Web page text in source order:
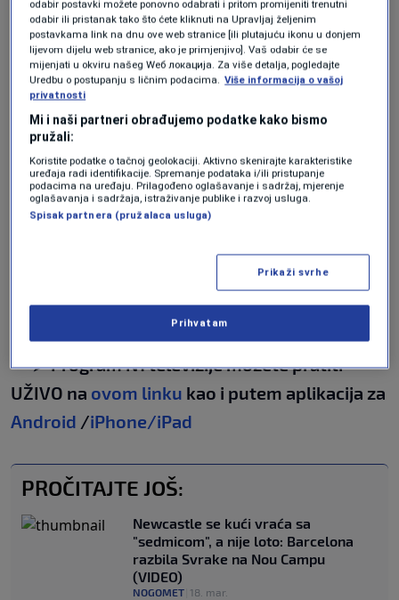
Koliko će značiti ova pobjeda za nastavak
sezone?
"Imamo ogromnu borbu u odbrani titule i
polufinale Kupa. Idemo na oba trofeja.
Ovakve utakmice će dati još veće
samopouzdanje zao ove momke"
Može li zrinjski odbraniti naslov?
"Sportski je nadati se. Svaki igrač radi na tome
i sve ćemo dati od sebe da je ostavimo u
, zaključio je Bilbija.
╰┈➤ Program N1 televizije možete pratiti
UŽIVO na ovom linku kao i putem aplikacija za
Android /iPhone/iPad
PROČITAJTE JOŠ:
Newcastle se kući vraća sa
"sedmicom", a nije loto: Barcelona
razbila Svrake na Nou Campu
(VIDEO)
NOGOMET 18. mar.
odabir postavki možete ponovno odabrati i pritom promijeniti trenutni
odabir ili pristanak tako što ćete kliknuti na Upravljaj željenim
postavkama link na dnu ove web stranice [ili plutajuću ikonu u donjem
lijevom dijelu web stranice, ako je primjenjivo]. Vaš odabir će se
mijenjati u okviru našeg Wеб локација. Za više detalja, pogledajte
Uredbu o postupanju s ličnim podacima. Više informacija o vašoj
privatnosti
Mi i naši partneri obrađujemo podatke kako bismo
pružali:
Koristite podatke o tačnoj geolokaciji. Aktivno skenirajte karakteristike
uređaja radi identifikacije. Spremanje podataka i/ili pristupanje
podacima na uređaju. Prilagođeno oglašavanje i sadržaj, mjerenje
oglašavanja i sadržaja, istraživanje publike i razvoj usluga.
Spisak partnera (pružalaca usluga)
Prikaži svrhe
Prihvatam